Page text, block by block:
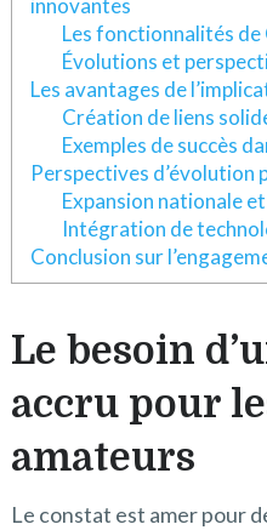
innovantes
Les fonctionnalités de
Évolutions et
Les avantages de
Création de liens
Exemples de succès
Perspectives d’évolution
Expansion nationale
Intégration de
Conclusion sur
Le besoin
accru pour
amateurs
Le constat est amer pour